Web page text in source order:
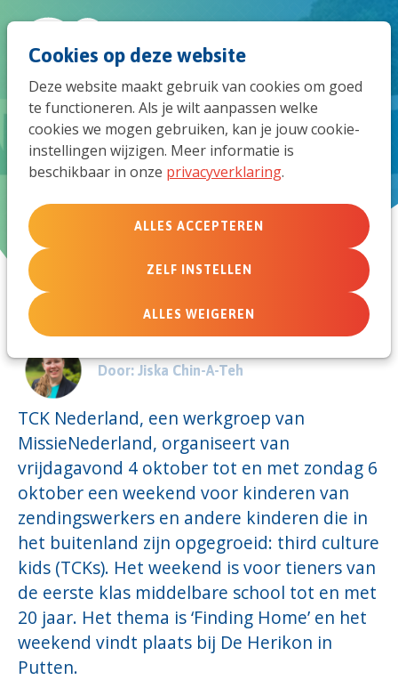
Cookies op deze website
Deze website maakt gebruik van cookies om goed
te functioneren. Als je wilt aanpassen welke
cookies we mogen gebruiken, kan je jouw cookie-
instellingen wijzigen. Meer informatie is
beschikbaar in onze privacyverklaring.
ALLES ACCEPTEREN
ZELF INSTELLEN
ALLES WEIGEREN
naar
de
Zendingskinderen ontmoeten
elkaar tijdens TCK-weekend
Door: Jiska Chin-A-Teh
TCK Nederland, een werkgroep van
MissieNederland, organiseert van
vrijdagavond 4 oktober tot en met zondag 6
oktober een weekend voor kinderen van
zendingswerkers en andere kinderen die in
het buitenland zijn opgegroeid: third culture
kids (TCKs). Het weekend is voor tieners van
de eerste klas middelbare school tot en met
20 jaar. Het thema is ‘Finding Home’ en het
weekend vindt plaats bij De Herikon in
Putten.